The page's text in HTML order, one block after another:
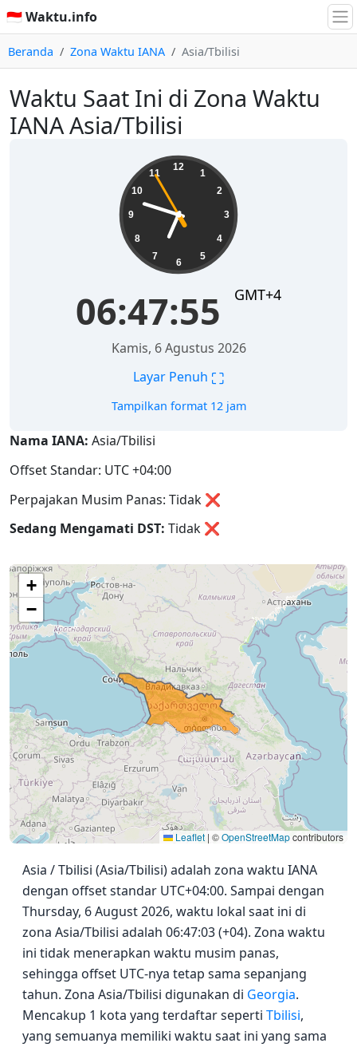
🇮🇩 Waktu.info
Beranda Zona Waktu IANA Asia/Tbilisi
Waktu Saat Ini di Zona Waktu
IANA Asia/Tbilisi
12
1
2
3
4
5
6
7
8
9
10
11
06:47:56 GMT+4
Kamis, 6 Agustus 2026
Layar Penuh ⛶
Tampilkan format 12 jam
Nama IANA: Asia/Tbilisi
Offset Standar: UTC +04:00
Perpajakan Musim Panas: Tidak ❌
Sedang Mengamati DST: Tidak ❌
+
−
Leaflet | ©OpenStreetMapcontributors
Asia / Tbilisi (Asia/Tbilisi) adalah zona waktu IANA
dengan offset standar UTC+04:00. Sampai dengan
Thursday, 6 August 2026, waktu lokal saat ini di
zona Asia/Tbilisi adalah 06:47:03 (+04). Zona waktu
ini tidak menerapkan waktu musim panas,
sehingga offset UTC-nya tetap sama sepanjang
tahun. Zona Asia/Tbilisi digunakan di Georgia.
Mencakup 1 kota yang terdaftar seperti Tbilisi,
yang semuanya memiliki waktu saat ini yang sama